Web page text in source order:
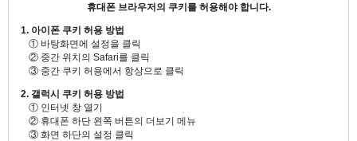
휴대폰 브라우저의 쿠키를 허용해야 합니다.
1. 아이폰 쿠키 허용 방법
① 바탕화면에 설정을 클릭
② 중간 위치의 Safari를 클릭
③ 중간 쿠키 허용에서 항상으로 클릭
2. 갤럭시 쿠키 허용 방법
① 인터넷 창 열기
② 휴대폰 하단 왼쪽 버튼의 더보기 메뉴
③ 화면 하단의 설정 클릭